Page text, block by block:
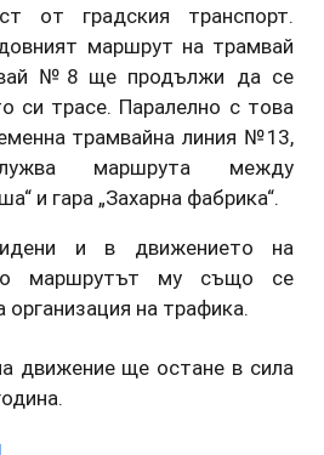
от градския транспорт.
маршрут на трамвай
№8 ще продължи да се
си трасе. Паралелно с това
трамвайна линия №13,
маршрута между
и гара „Захарна фабрика“.
и в движението на
маршрутът му също се
на трафика.
движение ще остане в сила